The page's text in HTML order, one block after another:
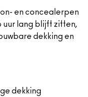
en concealerpen
uur lang blijft zitten,
dekking en
dekking